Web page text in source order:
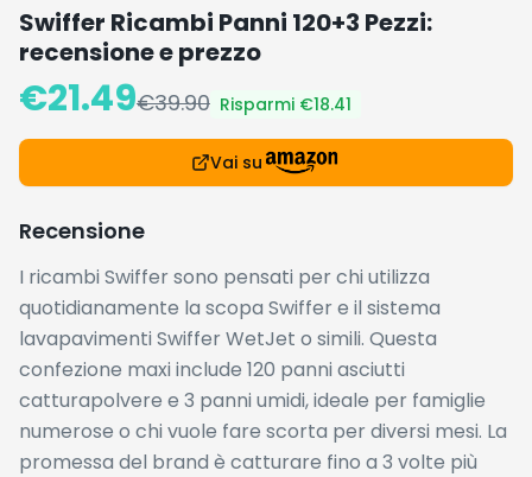
Swiffer Ricambi Panni 120+3 Pezzi:
recensione e prezzo
€21.49€39.90 Risparmi €18.41
Vai su
Recensione
I ricambi Swiffer sono pensati per chi utilizza
quotidianamente la scopa Swiffer e il sistema
lavapavimenti Swiffer WetJet o simili. Questa
confezione maxi include 120 panni asciutti
catturapolvere e 3 panni umidi, ideale per famiglie
numerose o chi vuole fare scorta per diversi mesi. La
promessa del brand è catturare fino a 3 volte più